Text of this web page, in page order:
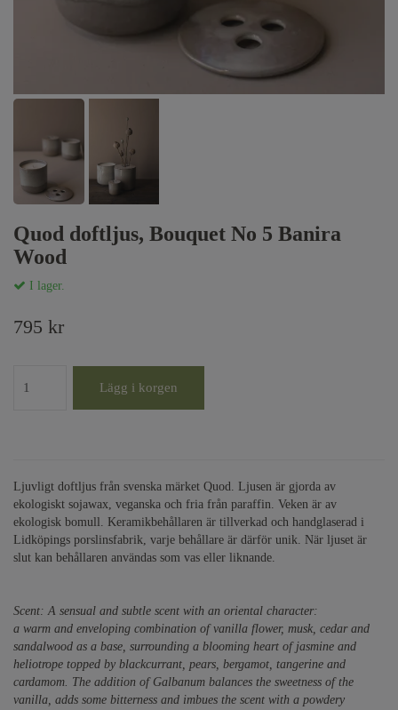
Quod doftljus, Bouquet No 5 Banira
Wood
I lager.
795 kr
Lägg i korgen
Ljuvligt doftljus från svenska märket Quod. Ljusen är gjorda av
ekologiskt sojawax, veganska och fria från paraffin. Veken är av
ekologisk bomull. Keramikbehållaren är tillverkad och handglaserad i
Lidköpings porslinsfabrik, varje behållare är därför unik. När ljuset är
slut kan behållaren användas som vas eller liknande.
Scent: A sensual and subtle scent with an oriental character:
a warm and enveloping combination of vanilla flower, musk, cedar and
sandalwood as a base, surrounding a blooming heart of jasmine and
heliotrope topped by blackcurrant, pears, bergamot, tangerine and
cardamom. The addition of Galbanum balances the sweetness of the
vanilla, adds some bitterness and imbues the scent with a powdery